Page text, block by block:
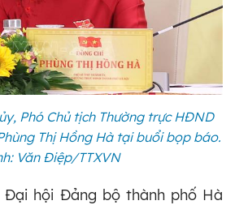
Phó Chủ tịch Thường trực HĐND
Thị Hồng Hà tại buổi bọp báo.
Văn Điệp/TTXVN
Đại hội Đảng bộ thành phố Hà